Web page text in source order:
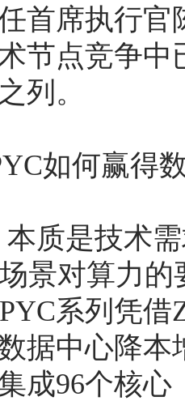
首席执行
节点竞争
列。
如何赢得
质是技术
景对算力的
系列凭
据中心降本
成96个核